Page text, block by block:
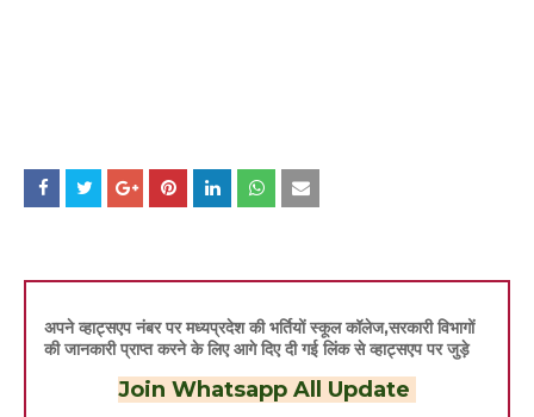
अपने व्हाट्सएप नंबर पर मध्यप्रदेश की भर्तियों स्कूल कॉलेज,सरकारी विभागों
की जानकारी प्राप्त करने के लिए आगे दिए दी गई लिंक से व्हाट्सएप पर जुड़े
Join Whatsapp All Update